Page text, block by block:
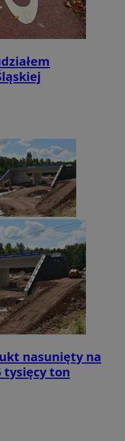
nasunięty na
tysięcy ton